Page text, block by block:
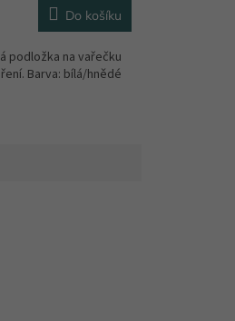
Do košíku
podložka na vařečku
Barva: bílá/hnědé